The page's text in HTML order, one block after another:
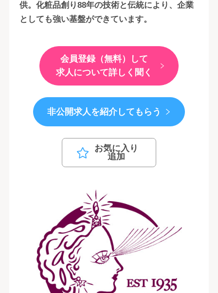
供。化粧品創り88年の技術と伝統により、企業
としても強い基盤ができています。
会員登録（無料）して
求人について詳しく聞く
非公開求人を紹介してもらう
お気に入り
追加